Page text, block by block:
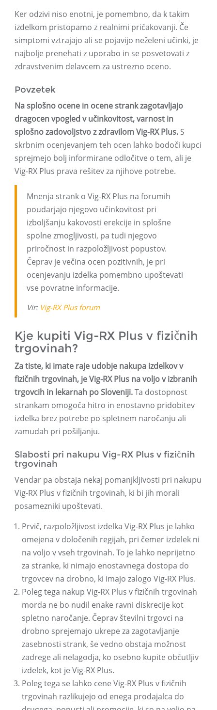
Ker odzivi niso enotni, je pomembno, da k takim
izdelkom pristopamo z realnimi pričakovanji. Če
simptomi vztrajajo ali se pojavijo neželeni učinki, je
najbolje prenehati z uporabo in se posvetovati z
zdravstvenim delavcem za ustrezno oceno.
Povzetek
Na splošno ocene in ocene strank zagotavljajo
dragocen vpogled v učinkovitost, varnost in
splošno zadovoljstvo z zdravilom Vig-RX Plus. S
skrbnim ocenjevanjem teh ocen lahko bodoči kupci
sprejmejo bolj informirane odločitve o tem, ali je
Vig-RX Plus prava rešitev za njihove potrebe.
Mnenja strank o Vig-RX Plus na forumih
poudarjajo njegovo učinkovitost pri
izboljšanju kakovosti erekcije in splošne
spolne zmogljivosti, pa tudi njegovo
priročnost in razpoložljivost popustov.
Čeprav je večina ocen pozitivnih, je pri
ocenjevanju izdelka pomembno upoštevati
vse povratne informacije.
Vir: Vig-RX Plus forum
Kje kupiti Vig-RX Plus v fizičnih
trgovinah?
Za tiste, ki imate raje udobje nakupa izdelkov v
fizičnih trgovinah, je Vig-RX Plus na voljo v izbranih
trgovcih in lekarnah po Sloveniji.Ta dostopnost
strankam omogoča hitro in enostavno pridobitev
izdelka brez potrebe po spletnem naročanju ali
zamudah pri pošiljanju.
Slabosti pri nakupu Vig-RX Plus v fizičnih
trgovinah
Vendar pa obstaja nekaj pomanjkljivosti pri nakupu
Vig-RX Plus v fizičnih trgovinah, ki bi jih morali
posamezniki upoštevati.
Prvič, razpoložljivost izdelka Vig-RX Plus je lahko
omejena v določenih regijah, pri čemer izdelek ni
na voljo v vseh trgovinah. To je lahko neprijetno
za stranke, ki nimajo enostavnega dostopa do
trgovcev na drobno, ki imajo zalogo Vig-RX Plus.
Poleg tega nakup Vig-RX Plus v fizičnih trgovinah
morda ne bo nudil enake ravni diskrecije kot
spletno naročanje. Čeprav številni trgovci na
drobno sprejemajo ukrepe za zagotavljanje
zasebnosti strank, še vedno obstaja možnost
zadrege ali nelagodja, ko osebno kupite občutljiv
izdelek, kot je Vig-RX Plus.
Poleg tega se lahko cene Vig-RX Plus v fizičnih
trgovinah razlikujejo od enega prodajalca do